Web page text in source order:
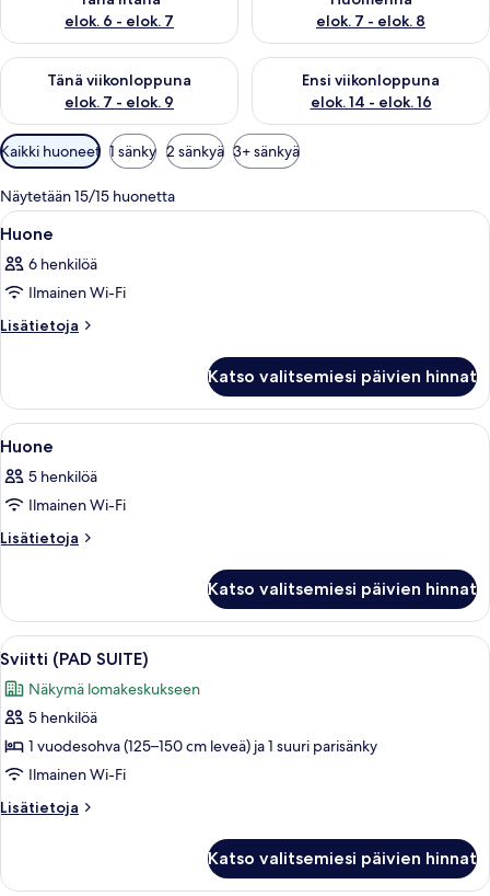
elok. 6 - elok. 7
elok. 7 - elok. 8
Tänä viikonloppuna
elok. 7 - elok. 9
Tarkista tämän viikonlopun saatavuus elok. 7 - elok. 9
Ensi viikonloppuna
elok. 14 - elok. 16
Tarkista ensi viikonlopun
Huoneille
saatavilla
olevia
suodattimia
Kaikki huoneet 1 sänky 2 sänkyä 3+ sänkyä
Näytetään 15/15 huonetta
Avaa
kaikki
huonetyypin
Huone
kuvat
Hotellihuone, jossa on kaksi sänkyä,
7
Huone
6 henkilöä
Ilmainen Wi-Fi
Lisätietoja
Lisätietoja
Katso valitsemiesi päivien hinnat
Avaa
kaikki
huonetyypin
Huone
kuvat
Moderni hotellihuone, jossa on
5
Huone
5 henkilöä
Ilmainen Wi-Fi
Lisätietoja
Lisätietoja
Katso valitsemiesi päivien hinnat
Avaa
kaikki
huonetyypin
Sviitti
(PAD
SUITE)
kuvat
Moderni hotellihuone, jossa on
4
Sviitti (PAD SUITE)
Näkymä lomakeskukseen
5 henkilöä
1 vuodesohva (125–150 cm leveä) ja 1 suuri parisänky
Ilmainen Wi-Fi
Lisätietoja
Lisätietoja
SUITE)
Katso valitsemiesi päivien hinnat